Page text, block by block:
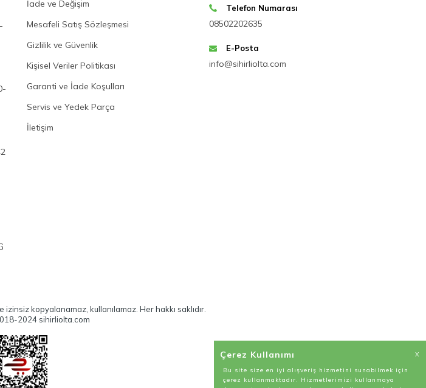
İade ve Değişim
Mesafeli Satış Sözleşmesi
Gizlilik ve Güvenlik
Kişisel Veriler Politikası
Garanti ve İade Koşulları
Servis ve Yedek Parça
İletişim
Telefon Numarası
08502202635
E-Posta
info@sihirliolta.com
kopyalanamaz, kullanılamaz. Her hakkı saklıdır.
2024 sihirliolta.com
Çerez Kullanımı
X
Bu site size en iyi alışveriş hizmetini sunabilmek için
çerez kullanmaktadır. Hizmetlerimizi kullanmaya